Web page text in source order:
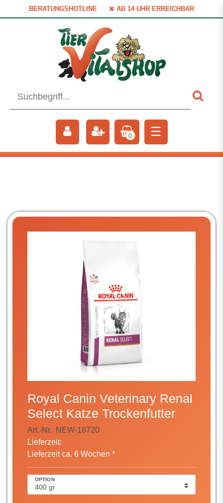
BERATUNGSHOTLINE AB 14 UHR ERREICHBAR
0 ☰
Royal Canin Veterinary Renal
Select Katze Trockenfutter
Art.-Nr.
NEW-18720
Lieferzeit:
Lieferzeit ca. 6 Wochen *
OPTION